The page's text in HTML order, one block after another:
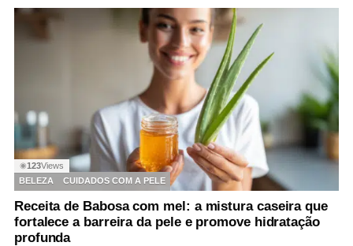
◉123Views
BELEZA
CUIDADOS COM A PELE
Receita de Babosa com mel: a mistura caseira que
fortalece a barreira da pele e promove hidratação
profunda